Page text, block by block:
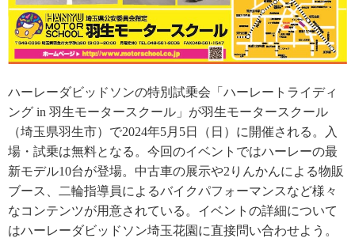
ハーレーダビッドソンの特別試乗会「ハーレートライディ
ング in 羽生モータースクール」が羽生モータースクール
（埼玉県羽生市）で2024年5月5日（日）に開催される。入
場・試乗は無料となる。今回のイベントではハーレーの最
新モデル10台が登場。中古車の展示や2りんかんによる物販
ブース、二輪指導員によるバイクパフォーマンスなど様々
なコンテンツが用意されている。イベントの詳細について
はハーレーダビッドソン埼玉花園に直接問い合わせよう。